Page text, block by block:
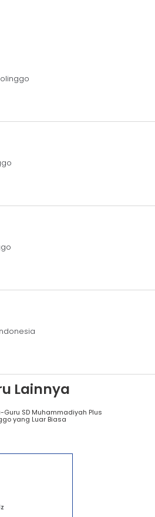
Lainnya
Guru SD Muhammadiyah Plus
yang Luar Biasa